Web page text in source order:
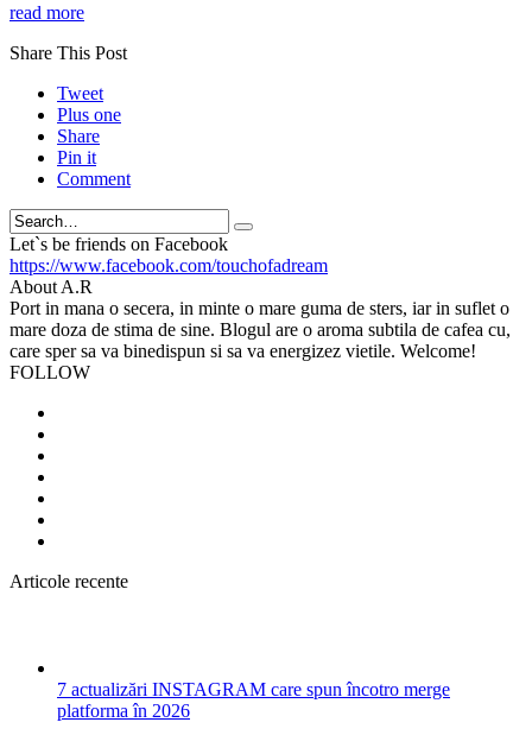
read more
Share This Post
Tweet
Plus one
Share
Pin it
Comment
Search
Let`s be friends on Facebook
https://www.facebook.com/touchofadream
About A.R
Port in mana o secera, in minte o mare guma de sters, iar in suflet o
mare doza de stima de sine. Blogul are o aroma subtila de cafea cu,
care sper sa va binedispun si sa va energizez vietile. Welcome!
FOLLOW
Articole recente
7 actualizări INSTAGRAM care spun încotro merge
platforma în 2026